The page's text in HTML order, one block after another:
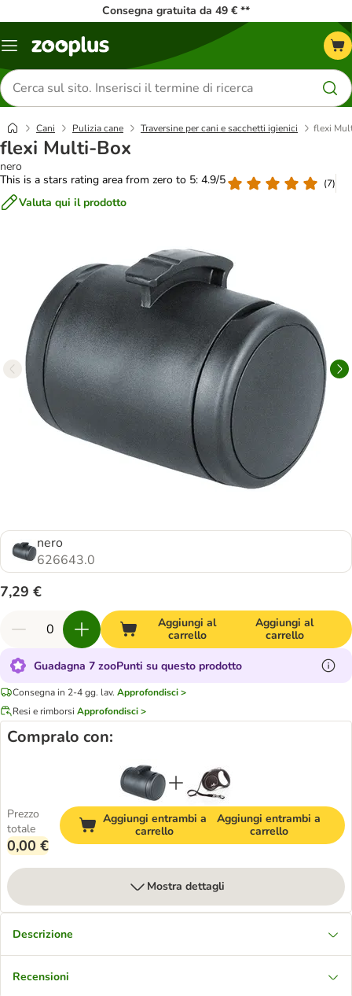
Consegna gratuita da 49 € **
Overview
Cerca
prodotti
Cani Pulizia cane Traversine per cani e sacchetti igienici flexi
flexi Multi-Box
nero
This is a stars rating area from zero to 5: 4.9/5
(7)
Valuta qui il prodotto
nero
626643.0
7,29 €
Aggiungi al
carrello
Aggiungi al
carrello
Guadagna 7 zooPunti su questo prodotto
Consegna in 2-4 gg. lav. Approfondisci >
Resi e rimborsi Approfondisci >
Compralo con:
Prezzo
totale
0,00 €
Aggiungi entrambi a
carrello
Aggiungi entrambi a
carrello
Mostra dettagli
Descrizione
Recensioni